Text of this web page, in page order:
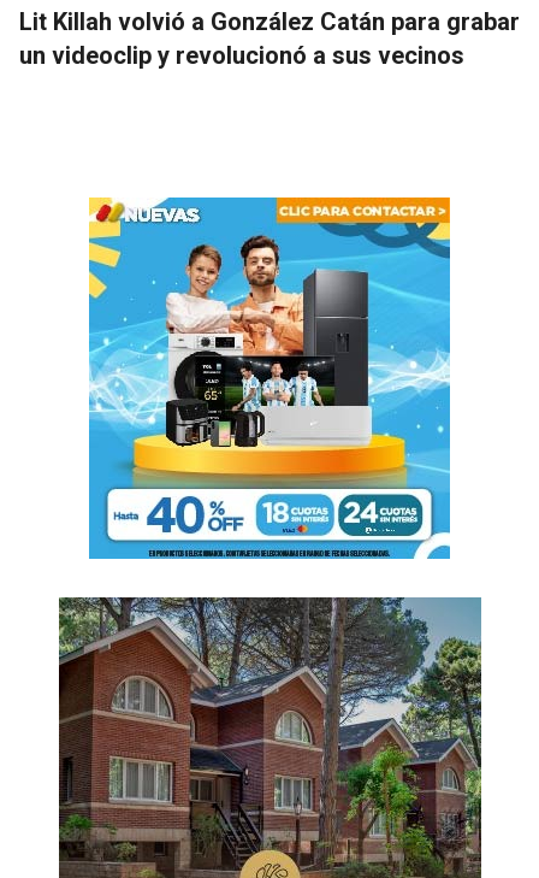
Lit Killah volvió a González Catán para grabar
un videoclip y revolucionó a sus vecinos